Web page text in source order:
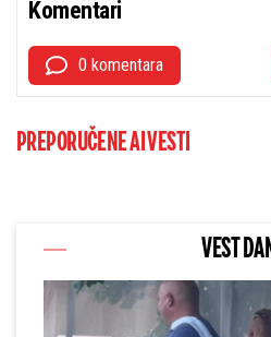
Komentari
0 komentara
PREPORUČENE AI VESTI
VEST